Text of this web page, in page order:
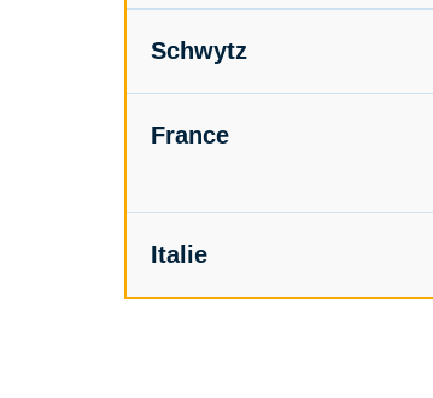
Schwytz
France
Italie